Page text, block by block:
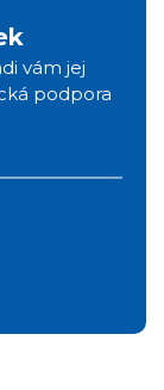
vám jej
podpora